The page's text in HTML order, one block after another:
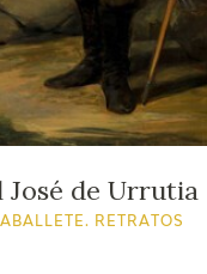
José de Urrutia
RETRATOS